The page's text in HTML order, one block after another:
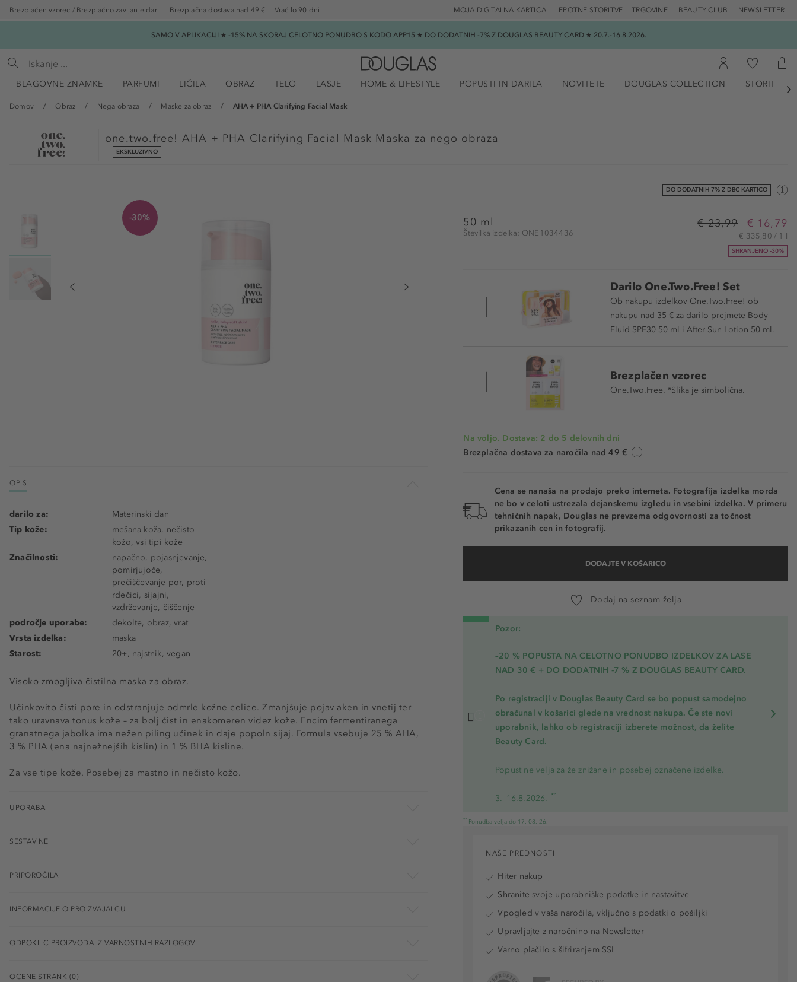
Brezplačen vzorec / Brezplačno zavijanje daril Brezplačna dostava nad 49 € Vračilo 90 dni TRGOVINE BEAUTY CLUB NEWSLETTER
LEPOTNE STORITVE
MOJA DIGITALNA KARTICA
SAMO V APLIKACIJI ★ -15% NA SKORAJ CELOTNO PONUDBO S KODO APP15 ★ DO DODATNIH -7% Z DOUGLAS BEAUTY CARD ★ 20.7.-16.8.2026.
BLAGOVNE ZNAMKE PARFUMI LIČILA OBRAZ TELO LASJE HOME & LIFESTYLE POPUSTI IN DARILA NOVITETE DOUGLAS COLLECTION STORITVE

Domov Obraz Nega obraza Maske za obraz AHA + PHA Clarifying Facial Mask
one.two.free! AHA + PHA Clarifying Facial Mask Maska za nego obraza
EKSKLUZIVNO
DO DODATNIH 7% Z DBC KARTICO
-30% 50 ml
Številka izdelka: ONE1034436
€ 23,99 € 16,79
€ 335,80 / 1 l
SHRANJENO -30%
Darilo One.Two.Free! Set
Ob nakupu izdelkov One.Two.Free! ob
nakupu nad 35 € za darilo prejmete Body
Fluid SPF30 50 ml i After Sun Lotion 50 ml.
Brezplačen vzorec
One.Two.Free. *Slika je simbolična.
Na voljo. Dostava: 2 do 5 delovnih dni
Brezplačna dostava za naročila nad 49 €
Cena se nanaša na prodajo preko interneta. Fotografija izdelka morda
ne bo v celoti ustrezala dejanskemu izgledu in vsebini izdelka. V primeru
tehničnih napak, Douglas ne prevzema odgovornosti za točnost
prikazanih cen in fotografij.
DODAJTE V KOŠARICO
Dodaj na seznam želja
Pozor:
–20 % POPUSTA NA CELOTNO PONUDBO IZDELKOV ZA LASE
NAD 30 € + DO DODATNIH -7 % Z DOUGLAS BEAUTY CARD.
Po registraciji v Douglas Beauty Card se bo popust samodejno
obračunal v košarici glede na vrednost nakupa. Če ste novi
uporabnik, lahko ob registraciji izberete možnost, da želite
Beauty Card.
Popust ne velja za že znižane in posebej označene izdelke.
3.–16.8.2026. *1
*1 Ponudba velja do 17. 08. 26.
OPIS
Visoko zmogljiva čistilna maska ​​za obraz.
Učinkovito čisti pore in odstranjuje odmrle kožne celice. Zmanjšuje pojav aken in vnetij ter
tako uravnava tonus kože – za bolj čist in enakomeren videz kože. Encim fermentiranega
granatnega jabolka ima nežen piling učinek in daje popoln sijaj. Formula vsebuje 25 % AHA,
3 % PHA (ena najnežnejših kislin) in 1 % BHA kisline.
Za vse tipe kože. Posebej za mastno in nečisto kožo.
darilo za:
Materinski dan
Tip kože:
mešana koža, nečisto
kožo, vsi tipi kože
Značilnosti:
napačno, pojasnjevanje,
pomirjujoče,
prečiščevanje por, proti
rdečici, sijajni,
vzdrževanje, čiščenje
področje uporabe:
dekolte, obraz, vrat
Vrsta izdelka:
maska
Starost:
20+, najstnik, vegan
UPORABA
SESTAVINE
PRIPOROČILA
INFORMACIJE O PROIZVAJALCU
ODPOKLIC PROIZVODA IZ VARNOSTNIH RAZLOGOV
OCENE STRANK (0)
NAŠE PREDNOSTI
Hiter nakup
Shranite svoje uporabniške podatke in nastavitve
Vpogled v vaša naročila, vključno s podatki o pošiljki
Upravljajte z naročnino na Newsletter
Varno plačilo s šifriranjem SSL